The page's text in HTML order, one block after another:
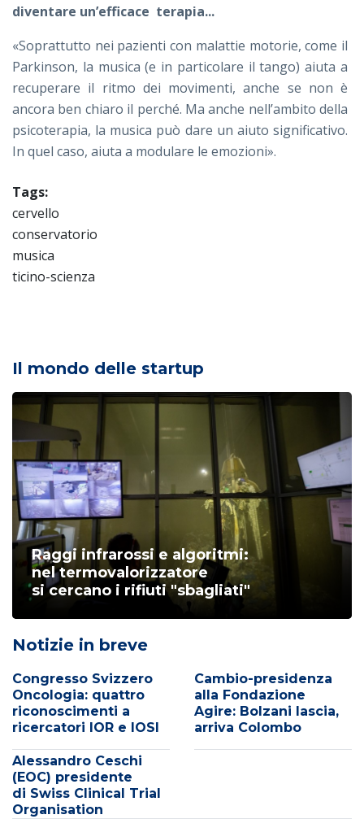
diventare un’efficace terapia...
«Soprattutto nei pazienti con malattie motorie, come il
Parkinson, la musica (e in particolare il tango) aiuta a
recuperare il ritmo dei movimenti, anche se non è
ancora ben chiaro il perché. Ma anche nell’ambito della
psicoterapia, la musica può dare un aiuto significativo.
In quel caso, aiuta a modulare le emozioni».
Tags:
cervello
conservatorio
musica
ticino-scienza
Il mondo delle startup
Raggi infrarossi e algoritmi:
nel termovalorizzatore
si cercano i rifiuti "sbagliati"
Notizie in breve
Congresso Svizzero
Oncologia: quattro
riconoscimenti a
ricercatori IOR e IOSI
Cambio-presidenza
alla Fondazione
Agire: Bolzani lascia,
arriva Colombo
Alessandro Ceschi
(EOC) presidente
di Swiss Clinical Trial
Organisation